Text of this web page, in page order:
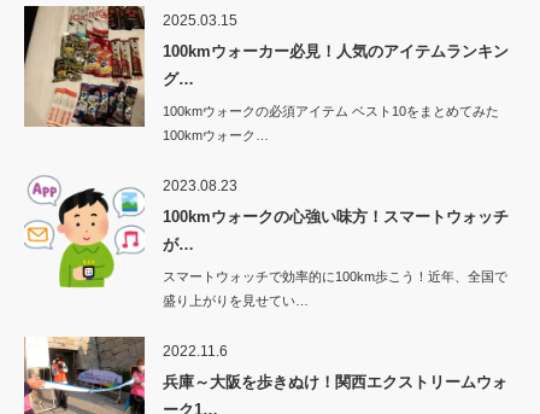
2025.03.15
100kmウォーカー必見！人気のアイテムランキン
グ…
100kmウォークの必須アイテム ベスト10をまとめてみた
100kmウォーク…
2023.08.23
100kmウォークの心強い味方！スマートウォッチ
が…
スマートウォッチで効率的に100km歩こう！近年、全国で
盛り上がりを見せてい…
2022.11.6
兵庫～大阪を歩きぬけ！関西エクストリームウォ
ーク1…